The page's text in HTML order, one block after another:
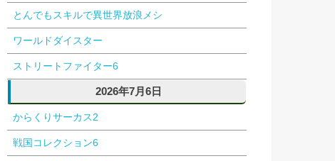
とんでもスキルで異世界放浪メシ
ワールドダイスター
ストリートファイター6
2026年7月6日
からくりサーカス2
戦国コレクション6